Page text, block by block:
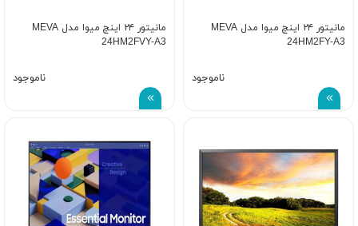
مانیتور ۲۴ اینچ میوا مدل MEVA
24HM2FY-A3
ناموجود
مانیتور ۲۴ اینچ میوا مدل MEVA
24HM2FVY-A3
ناموجود